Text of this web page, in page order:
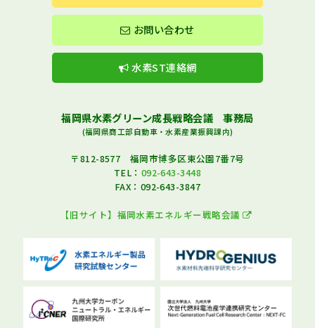
お問い合わせ
水素ST連絡網
福岡県水素グリーン成長戦略会議 事務局
(福岡県商工部自動車・水素産業振興課内)
〒812-8577 福岡市博多区東公園7番7号
TEL： 092-643-3448
FAX：092-643-3847
【旧サイト】福岡水素エネルギー戦略会議